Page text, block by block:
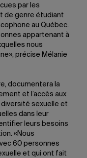
par les
de genre étudiant
au Québec.
appartenant à
nous
précise Mélanie
documentera la
et l’accès aux
diversité sexuelle et
dans leur
leurs besoins
«Nous
60 personnes
et qui ont fait